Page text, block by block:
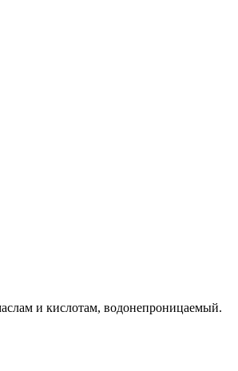
и кислотам, водонепроницаемый.